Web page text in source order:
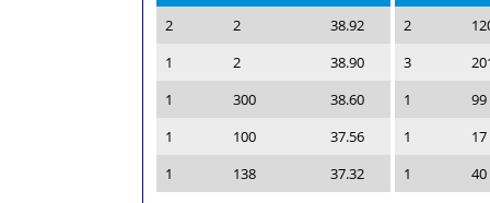
2 2
38.92
1
2
38.90
1
300
38.60
1
100
37.56
1
138 37.32
2
3
1
99
1
17
1
40